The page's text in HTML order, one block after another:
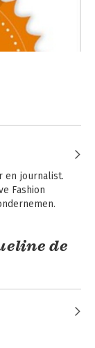
en journalist.
Fashion
de